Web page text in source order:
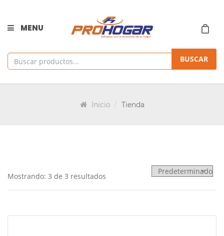
MENU
BUSCAR
Inicio Tienda
Mostrando: 3 de 3 resultados